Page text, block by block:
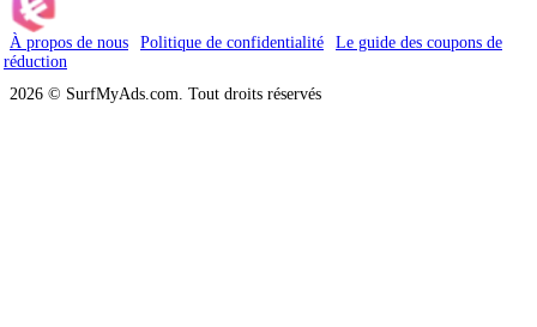
À propos de nous Politique de confidentialité
Le guide des coupons de
réduction
2026 © SurfMyAds.com. Tout droits réservés